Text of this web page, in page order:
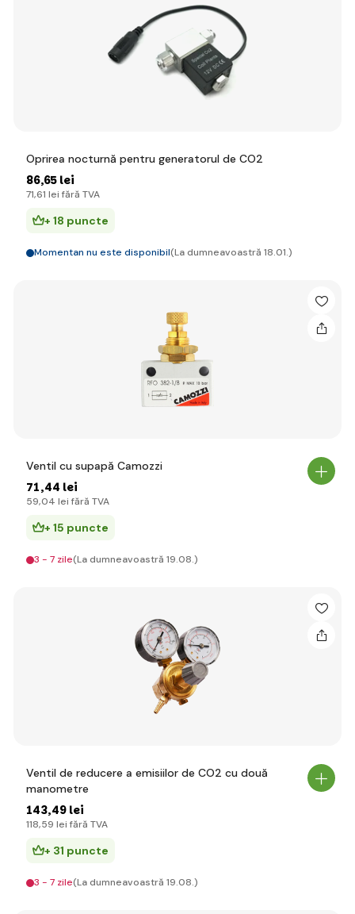
Oprirea nocturnă pentru generatorul de CO2
86,65 lei
71,61 lei fără TVA
+ 18 puncte
Momentan nu este disponibil(La dumneavoastră 18.01.)
Ventil cu supapă Camozzi
71,44 lei
59,04 lei fără TVA
+ 15 puncte
3 - 7 zile(La dumneavoastră 19.08.)
Ventil de reducere a emisiilor de CO2 cu două
manometre
143,49 lei
118,59 lei fără TVA
+ 31 puncte
3 - 7 zile(La dumneavoastră 19.08.)